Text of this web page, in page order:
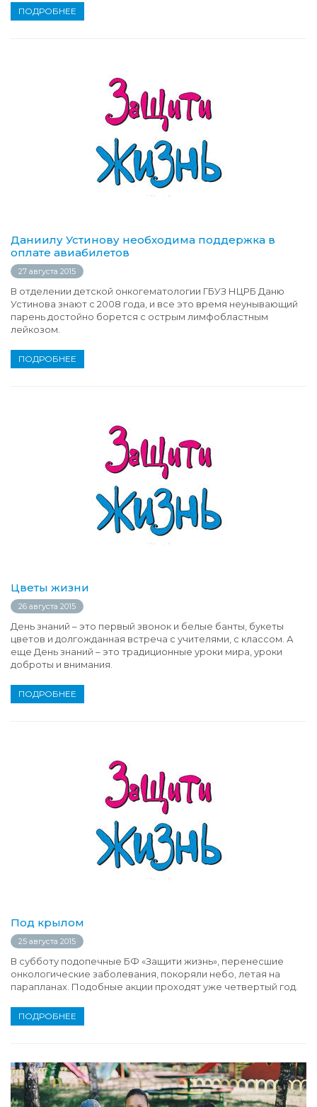
ПОДРОБНЕЕ
Даниилу Устинову необходима поддержка в
оплате авиабилетов
27 августа 2015
В отделении детской онкогематологии ГБУЗ НЦРБ Даню
Устинова знают с 2008 года, и все это время неунывающий
парень достойно борется с острым лимфобластным
лейкозом.
ПОДРОБНЕЕ
Цветы жизни
26 августа 2015
День знаний – это первый звонок и белые банты, букеты
цветов и долгожданная встреча с учителями, с классом. А
еще День знаний – это традиционные уроки мира, уроки
доброты и внимания.
ПОДРОБНЕЕ
Под крылом
25 августа 2015
В субботу подопечные БФ «Защити жизнь», перенесшие
онкологические заболевания, покоряли небо, летая на
парапланах. Подобные акции проходят уже четвертый год.
ПОДРОБНЕЕ